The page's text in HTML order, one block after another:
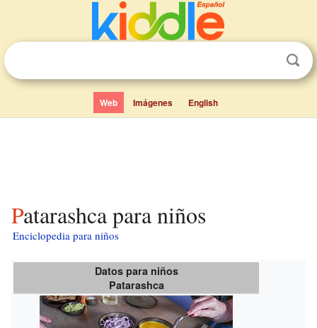
Web Imágenes English
Patarashca para niños
Enciclopedia para niños
Datos para niños
Patarashca